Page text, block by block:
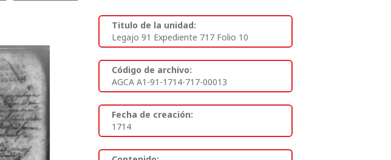
Titulo de la unidad:
Legajo 91 Expediente 717 Folio 10
Código de archivo:
AGCA A1-91-1714-717-00013
Fecha de creación:
1714